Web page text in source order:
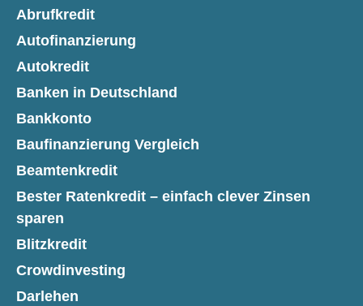
Abrufkredit
Autofinanzierung
Autokredit
Banken in Deutschland
Bankkonto
Baufinanzierung Vergleich
Beamtenkredit
Bester Ratenkredit – einfach clever Zinsen
sparen
Blitzkredit
Crowdinvesting
Darlehen